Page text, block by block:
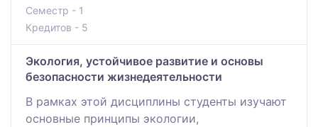
Семестр - 1
Кредитов - 5
Экология, устойчивое развитие и основы
безопасности жизнедеятельности
В рамках этой дисциплины студенты изучают
основные принципы экологии,